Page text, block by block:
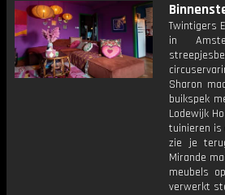
Twintigers
in
Sharon
buikspek
Lodewijk
tuinieren is
zie je
Mirande
meubels
verwerkt